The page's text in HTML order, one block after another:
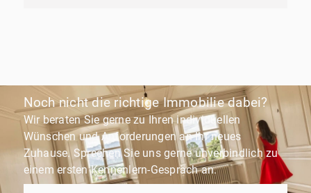
Noch nicht die richtige Immobilie dabei?
Wir beraten Sie gerne zu Ihren individuellen
Wünschen und Anforderungen an Ihr neues
Zuhause. Sprechen Sie uns gerne unverbindlich zu
einem ersten Kennenlern-Gespräch an.